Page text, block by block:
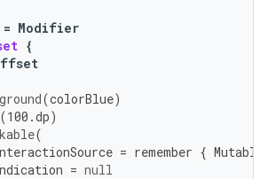
= Modifier
{
(colorBlue)
(100.dp)
(
= remember {
= null